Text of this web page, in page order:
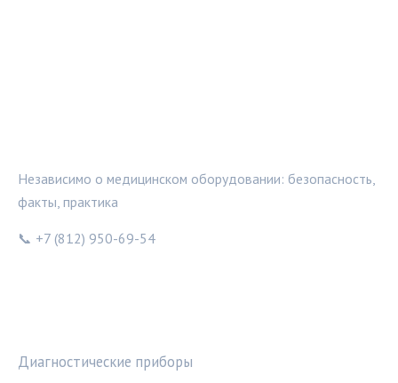
Независимо о медицинском оборудовании: безопасность,
факты, практика
📞 +7 (812) 950-69-54
Диагностические приборы